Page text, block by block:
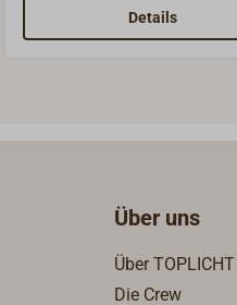
und fäulnisbeständig.Farbe:
Hanffarbig.Lieferbar lose
Details
Über uns
Über TOPLICHT
Die Crew